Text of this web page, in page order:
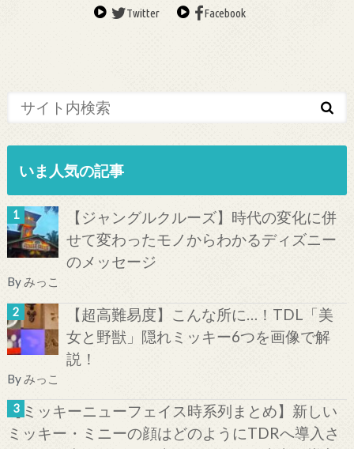
Twitter Facebook
いま人気の記事
【ジャングルクルーズ】時代の変化に併
せて変わったモノからわかるディズニー
のメッセージ
Byみっこ
【超高難易度】こんな所に…！TDL「美
女と野獣」隠れミッキー6つを画像で解
説！
Byみっこ
【ミッキーニューフェイス時系列まとめ】新しい
ミッキー・ミニーの顔はどのようにTDRへ導入さ